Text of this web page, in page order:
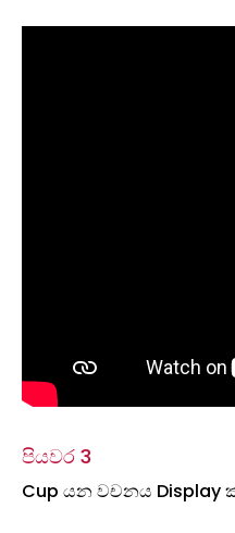
පියවර 3
Cup යන වචනය Display